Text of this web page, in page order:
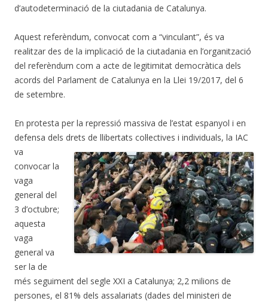
d’autodeterminació de la ciutadania de Catalunya.
Aquest referèndum, convocat com a “vinculant”, és va
realitzar des de la implicació de la ciutadania en l’organització
del referèndum com a acte de legitimitat democràtica dels
acords del Parlament de Catalunya en la Llei 19/2017, del 6
de setembre.
En protesta per la repressió massiva de l’estat espanyol i en
defensa dels drets de llibertats col·lectives i individuals, la IAC
va
convocar la
vaga
general del
3 d’octubre;
aquesta
vaga
general va
ser la de
més seguiment del segle XXI a Catalunya; 2,2 milions de
persones, el 81% dels assalariats (dades del ministeri de